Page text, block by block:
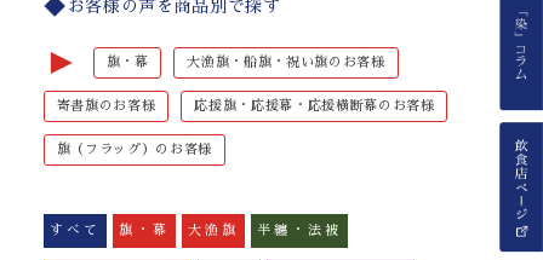
お客様の声を商品別で探す
► 旗・幕 大漁旗・船旗・祝い旗のお客様
寄書旗のお客様 応援旗・応援幕・応援横断幕のお客様
旗（フラッグ）のお客様
すべて 旗・幕 大漁旗 半纏・法被